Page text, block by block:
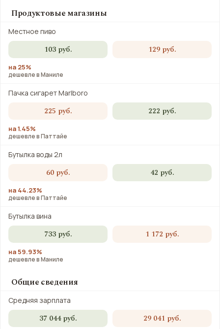
Продуктовые магазины
Местное пиво
103 руб. 129 руб.
на 25%
дешевле в Маниле
Пачка сигарет Marlboro
225 руб. 222 руб.
на 1.45%
дешевле в Паттайе
Бутылка воды 2л
60 руб. 42 руб.
на 44.23%
дешевле в Паттайе
Бутылка вина
733 руб. 1 172 руб.
на 59.93%
дешевле в Маниле
Общие сведения
Средняя зарплата
37 044 руб. 29 041 руб.